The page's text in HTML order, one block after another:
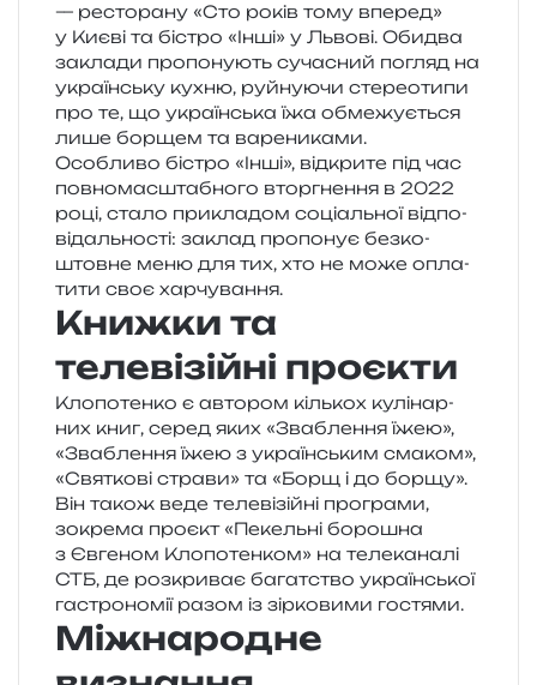
— ресто­ра­ну «Сто років тому впе­ред»
у Києві та бістро «Інші» у Львові. Обидва
закла­ди про­по­ну­ють суча­сний погляд на
укра­їн­ську кухню, руй­ну­ю­чи сте­ре­о­ти­пи
про те, що укра­їн­ська їжа обме­жу­є­ться
лише бор­щем та варениками.
Особливо бістро «Інші», від­кри­те під час
пов­но­мас­шта­бно­го втор­гне­н­ня в 2022
році, стало при­кла­дом соці­аль­ної від­по­
від­аль­но­сті: заклад про­по­нує без­ко­
штов­не меню для тих, хто не може опла­
ти­ти своє харчування.
Книжки та
телевізійні проєкти
Клопотенко є авто­ром кіль­кох кулі­нар­
них книг, серед яких «Зваблення їжею»,
«Зваблення їжею з укра­їн­ським сма­ком»,
«Святкові стра­ви» та «Борщ і до борщу».
Він також веде теле­ві­зій­ні про­гра­ми,
зокре­ма про­єкт «Пекельні боро­шна
з Євгеном Клопотенком» на теле­ка­на­лі
СТБ, де роз­кри­ває багат­ство укра­їн­ської
гастро­но­мії разом із зір­ко­ви­ми гостями.
Міжнародне